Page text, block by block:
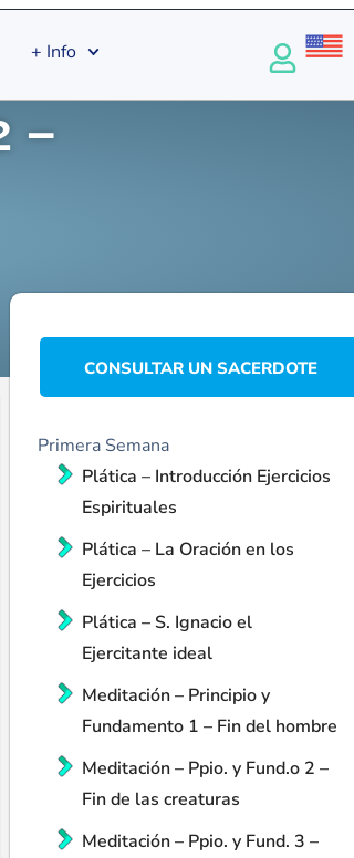
+ Info
–
CONSULTAR UN SACERDOTE
Primera Semana
Plática – Introducción Ejercicios
Espirituales
Plática – La Oración en los
Ejercicios
Plática – S. Ignacio el
Ejercitante ideal
Meditación – Principio y
Fundamento 1 – Fin del hombre
Meditación – Ppio. y Fund.o 2 –
Fin de las creaturas
Meditación – Ppio. y Fund. 3 –